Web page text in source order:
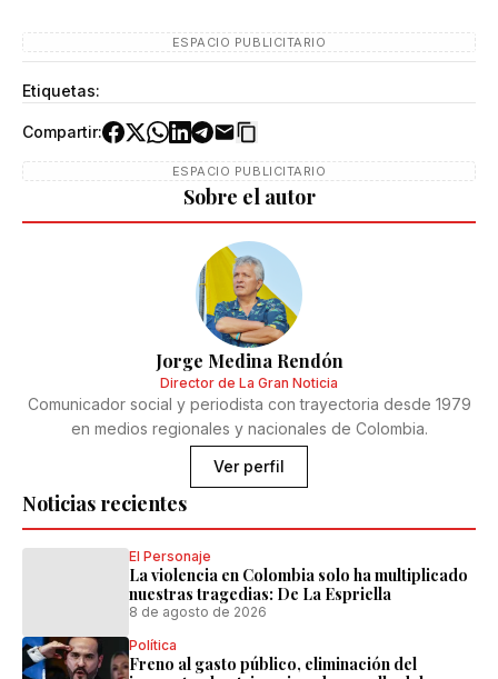
ESPACIO PUBLICITARIO
Etiquetas:
Compartir:
ESPACIO PUBLICITARIO
Noticias recientes
El Personaje
La violencia en Colombia solo ha multiplicado
nuestras tragedias: De La Espriella
8 de agosto de 2026
Política
Freno al gasto público, eliminación del
Sobre el autor
Jorge Medina Rendón
Director de La Gran Noticia
Comunicador social y periodista con trayectoria desde 1979
en medios regionales y nacionales de Colombia.
Ver perfil